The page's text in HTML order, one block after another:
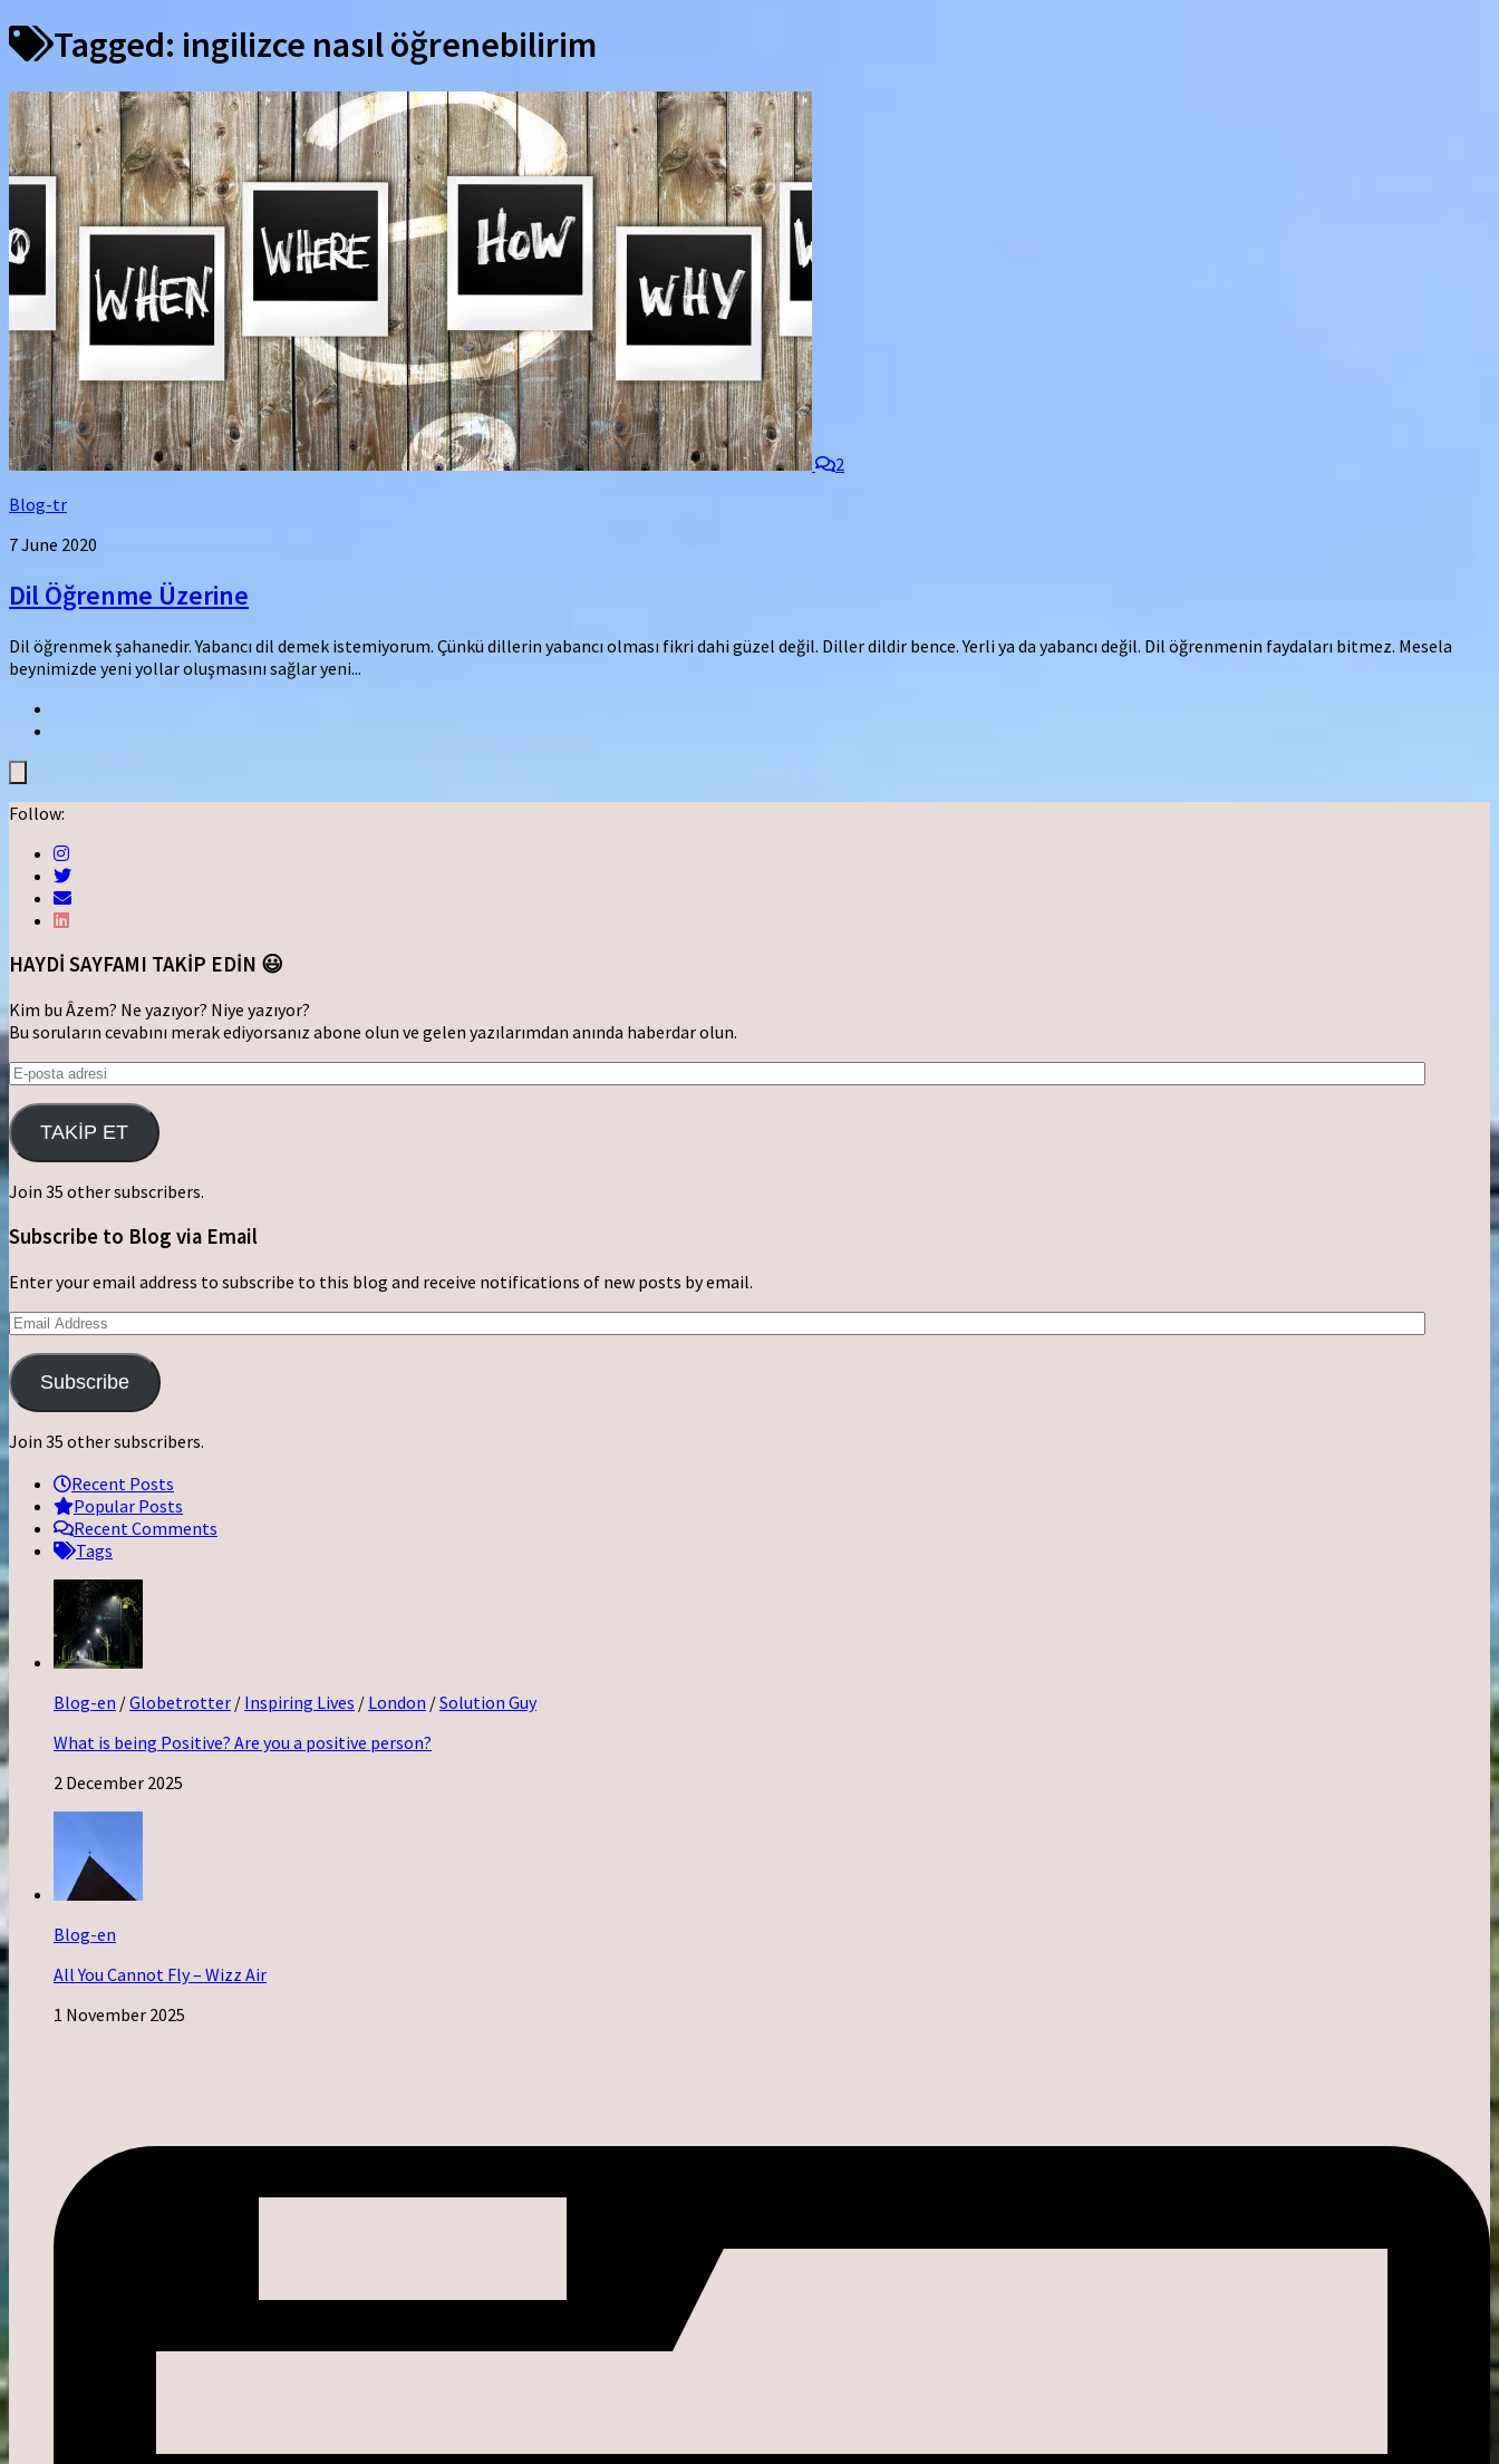
Tagged: ingilizce nasıl öğrenebilirim
2
Blog-tr
7 June 2020
Dil Öğrenme Üzerine
Dil öğrenmek şahanedir. Yabancı dil demek istemiyorum. Çünkü dillerin yabancı olması fikri dahi güzel değil. Diller dildir bence. Yerli ya da yabancı değil. Dil öğrenmenin faydaları bitmez. Mesela
beynimizde yeni yollar oluşmasını sağlar yeni...
Follow:
HAYDİ SAYFAMI TAKİP EDİN 😃
Kim bu Âzem? Ne yazıyor? Niye yazıyor?
Bu soruların cevabını merak ediyorsanız abone olun ve gelen yazılarımdan anında haberdar olun.
TAKİP ET
Join 35 other subscribers.
Subscribe to Blog via Email
Enter your email address to subscribe to this blog and receive notifications of new posts by email.
Subscribe
Join 35 other subscribers.
Recent Posts
Popular Posts
Recent Comments
Tags
Blog-en /Globetrotter / Inspiring Lives / London /Solution Guy
What is being Positive? Are you a positive person?
2 December 2025
Blog-en
All You Cannot Fly – Wizz Air
1 November 2025